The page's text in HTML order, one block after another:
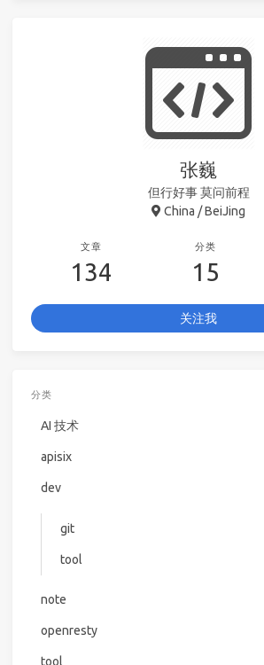
张巍
但行好事 莫问前程
China / BeiJing
文章
134
分类
15
关注我
分类
AI 技术
apisix
dev
git
tool
note
openresty
tool